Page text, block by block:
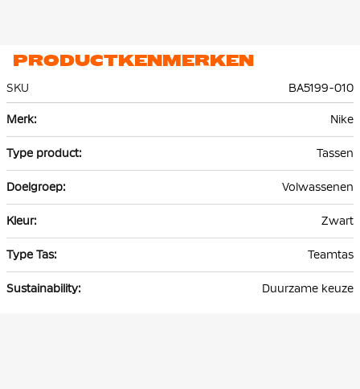
PRODUCTKENMERKEN
SKU
BA5199-010
informatie
Nike
Tassen
Volwassenen
Zwart
Teamtas
Duurzame keuze